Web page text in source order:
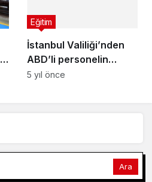
İstanbul Valiliği’nden
ABD’li personelin
başına çuval
geçirilmesi hakkında
5 yıl önce